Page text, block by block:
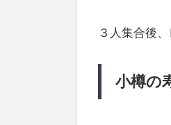
３人集合後
小樽の